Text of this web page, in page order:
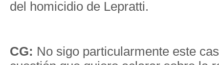
del homicidio de Lepratti.
CG: No sigo particularmente este